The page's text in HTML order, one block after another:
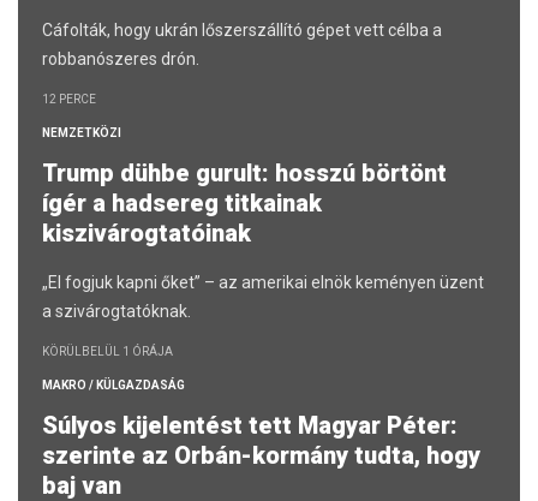
Cáfolták, hogy ukrán lőszerszállító gépet vett célba a
robbanószeres drón.
12 PERCE
NEMZETKÖZI
Trump dühbe gurult: hosszú börtönt
ígér a hadsereg titkainak
kiszivárogtatóinak
„El fogjuk kapni őket” – az amerikai elnök keményen üzent
a szivárogtatóknak.
KÖRÜLBELÜL 1 ÓRÁJA
MAKRO / KÜLGAZDASÁG
Súlyos kijelentést tett Magyar Péter:
szerinte az Orbán-kormány tudta, hogy
baj van